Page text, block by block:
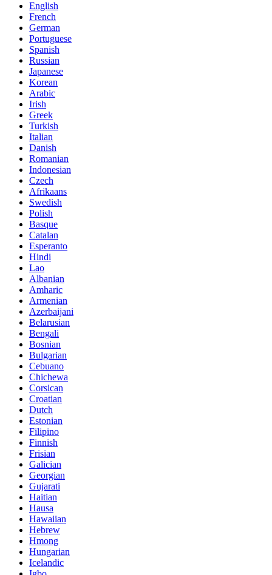
English
French
German
Portuguese
Spanish
Russian
Japanese
Korean
Arabic
Irish
Greek
Turkish
Italian
Danish
Romanian
Indonesian
Czech
Afrikaans
Swedish
Polish
Basque
Catalan
Esperanto
Hindi
Lao
Albanian
Amharic
Armenian
Azerbaijani
Belarusian
Bengali
Bosnian
Bulgarian
Cebuano
Chichewa
Corsican
Croatian
Dutch
Estonian
Filipino
Finnish
Frisian
Galician
Georgian
Gujarati
Haitian
Hausa
Hawaiian
Hebrew
Hmong
Hungarian
Icelandic